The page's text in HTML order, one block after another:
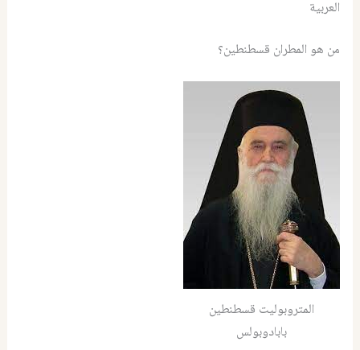
العربية
من هو المطران قسطنطين؟
المتروبوليت قسطنطين
بابادوبولس